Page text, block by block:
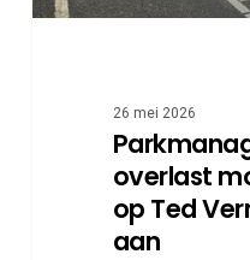
26 mei 2026
overlast
op Ted
aan